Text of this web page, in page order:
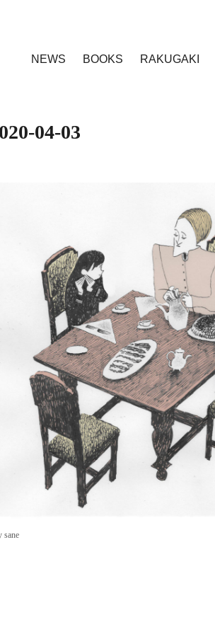
NEWS BOOKS RAKUGAKI
04-03
sane